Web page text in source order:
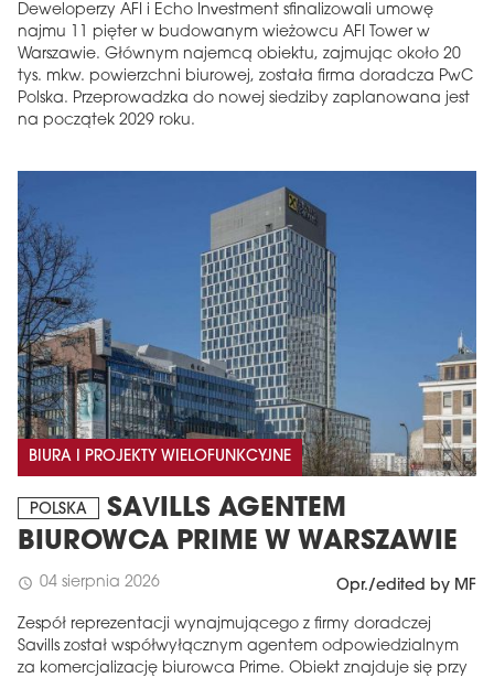
Deweloperzy AFI i Echo Investment sfinalizowali umowę
najmu 11 pięter w budowanym wieżowcu AFI Tower w
Warszawie. Głównym najemcą obiektu, zajmując około 20
tys. mkw. powierzchni biurowej, została firma doradcza PwC
Polska. Przeprowadzka do nowej siedziby zaplanowana jest
na początek 2029 roku.
BIURA I PROJEKTY WIELOFUNKCYJNE
POLSKA
SAVILLS AGENTEM
BIUROWCA PRIME W WARSZAWIE
schedule 04 sierpnia 2026 Opr./edited by MF
Zespół reprezentacji wynajmującego z firmy doradczej
Savills został współwyłącznym agentem odpowiedzialnym
za komercjalizację biurowca Prime. Obiekt znajduje się przy